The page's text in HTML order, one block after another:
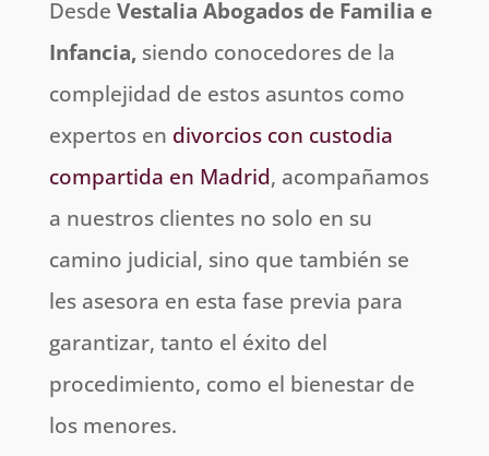
Desde Vestalia Abogados de Familia e
Infancia,siendo conocedores de la
complejidad de estos asuntos como
expertos en divorcios con custodia
compartida en Madrid, acompañamos
a nuestros clientes no solo en su
camino judicial, sino que también se
les asesora en esta fase previa para
garantizar, tanto el éxito del
procedimiento, como el bienestar de
los menores.